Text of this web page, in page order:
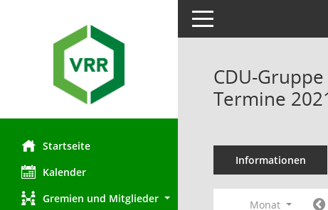
Startseite
Kalender
Gremien und Mitglieder
Toggle navigation
CDU-
Termine
Informationen
Monat